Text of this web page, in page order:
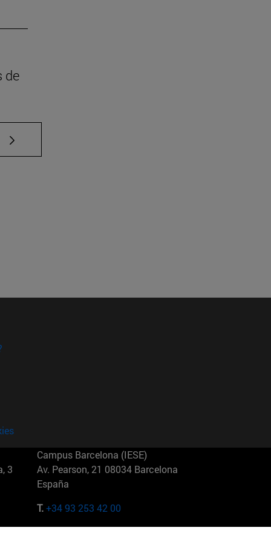
de
TAB para desplazarse.
3
Campus Barcelona (IESE)
Av. Pearson, 21 08034 Barcelona
España
T.+34 93 253 42 00